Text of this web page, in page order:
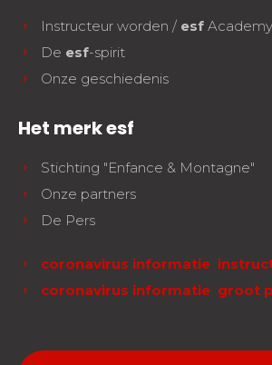
Instructeur worden / esf Academy
De esf-spirit
Onze geschiedenis
Het merk esf
Stichting "Enfance & Montagne"
Onze partners
De Pers
coronavirus informatie
coronavirus informatie groot